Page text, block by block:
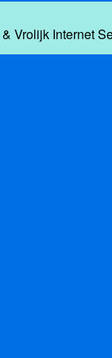
& Vrolijk Internet